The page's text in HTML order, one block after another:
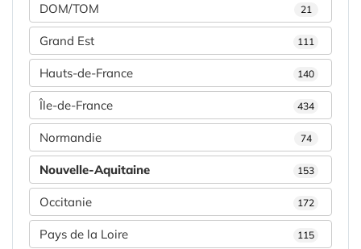
DOM/TOM 21
Grand Est 111
Hauts-de-France 140
Île-de-France 434
Normandie 74
Nouvelle-Aquitaine 153
Occitanie 172
Pays de la Loire 115